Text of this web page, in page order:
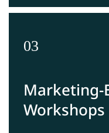
03
Marketing-
Workshops